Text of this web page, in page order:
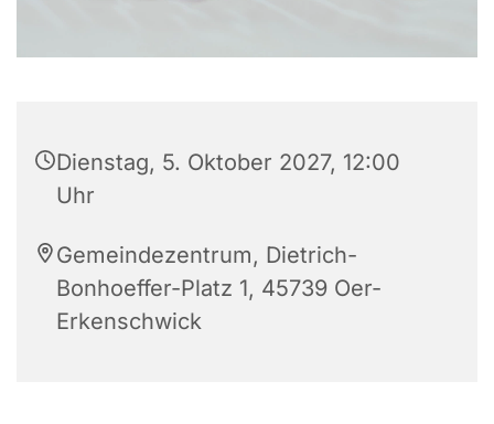
Dienstag, 5. Oktober 2027, 12:00
Uhr
Gemeindezentrum, Dietrich-
Bonhoeffer-Platz 1, 45739 Oer-
Erkenschwick